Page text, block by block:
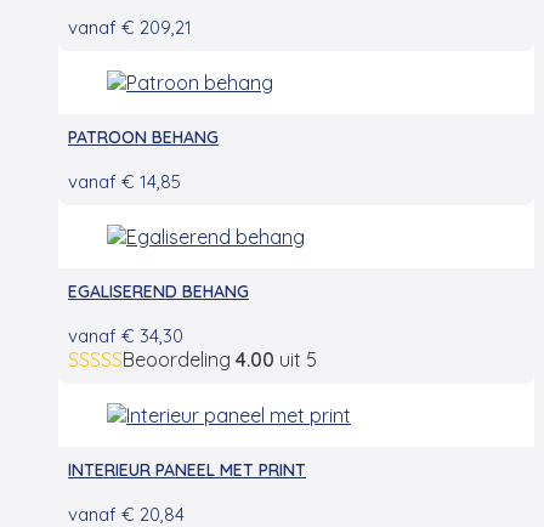
vanaf € 209,21
PATROON BEHANG
vanaf € 14,85
EGALISEREND BEHANG
vanaf € 34,30
Beoordeling 4.00 uit 5
INTERIEUR PANEEL MET PRINT
vanaf € 20,84